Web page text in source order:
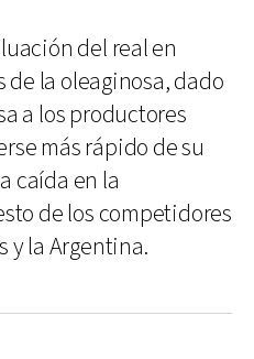
del real en
de la oleaginosa, dado
a los productores
más rápido de su
caída en la
de los competidores
y la Argentina.